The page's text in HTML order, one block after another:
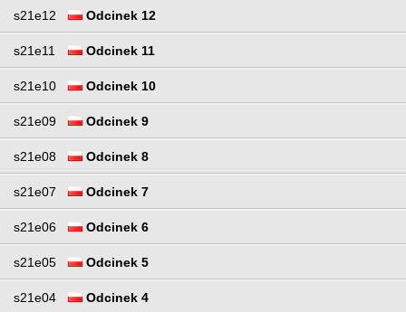
s21e12 Odcinek 12
s21e11 Odcinek 11
s21e10 Odcinek 10
s21e09 Odcinek 9
s21e08 Odcinek 8
s21e07 Odcinek 7
s21e06 Odcinek 6
s21e05 Odcinek 5
s21e04 Odcinek 4